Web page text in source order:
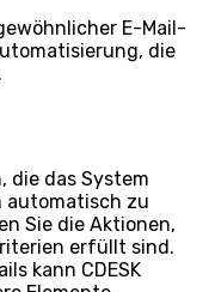
E-Mail-
die
die das System
automatisch zu
Sie die Aktionen,
erfüllt sind.
kann CDESK